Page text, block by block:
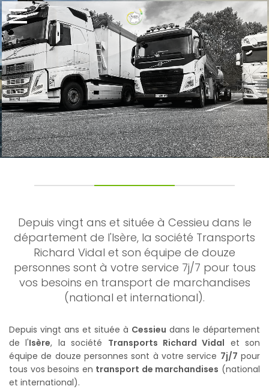
Depuis vingt ans et située à Cessieu dans le
département de l'Isère, la société Transports
Richard Vidal et son équipe de douze
personnes sont à votre service 7j/7 pour tous
vos besoins en transport de marchandises
(national et international).
Depuis vingt ans et située à Cessieu dans le département
de l'Isère, la société Transports Richard Vidal et son
équipe de douze personnes sont à votre service 7j/7 pour
tous vos besoins en transport de marchandises (national
et international).